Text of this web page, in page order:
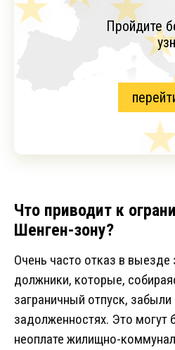
Пройдите
Что приводит к
Шенген-зону?
Очень часто отказ в выезде
должники, которые,
заграничный отпуск, забыли
задолженностях. Это могут
неоплате жилищно-